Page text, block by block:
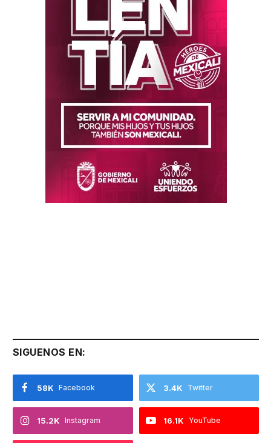
SIGUENOS EN:
Facebook
58K Twitter
3.4K
Instagram
15.2K YouTube
16.1K